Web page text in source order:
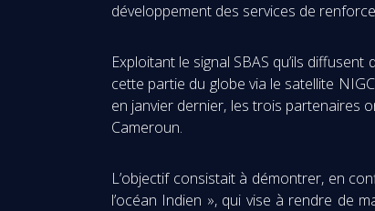
développement des services de
Exploitant le signal SBAS qu’ils
cette partie du globe via le satellite
en janvier dernier, les trois partenaires
Cameroun.
L’objectif consistait à démontrer, en
l’océan Indien », qui vise à rendre de